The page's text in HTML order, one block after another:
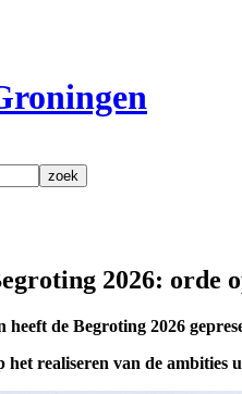
zoek
2026: orde
heeft de Begroting 2026
het realiseren van de